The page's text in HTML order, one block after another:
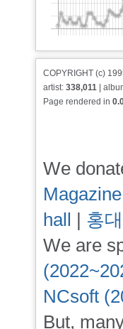
COPYRIGHT (c)
artist: 338,011 |
Page rendered in
We
Magazine
hall | 홍
We are
NCsoft
But,